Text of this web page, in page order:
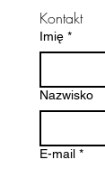
- lekkie i
lub dla
Kontakt
Imię *
Nazwisko
E-mail *